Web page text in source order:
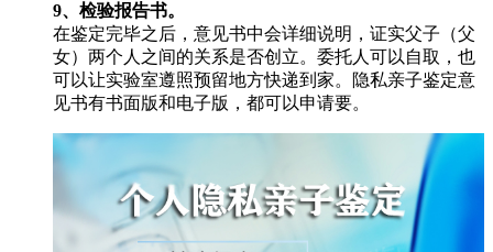
9、检验报告书。
在鉴定完毕之后，意见书中会详细说明，证实父子（父
女）两个人之间的关系是否创立。委托人可以自取，也
可以让实验室遵照预留地方快递到家。隐私亲子鉴定意
见书有书面版和电子版，都可以申请要。